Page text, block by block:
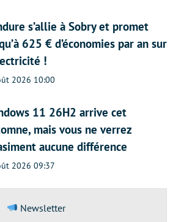
s’allie à Sobry et promet
625 € d’économies par an sur
!
2026 10:00
11 26H2 arrive cet
mais vous ne verrez
aucune différence
2026 09:37
Newsletter